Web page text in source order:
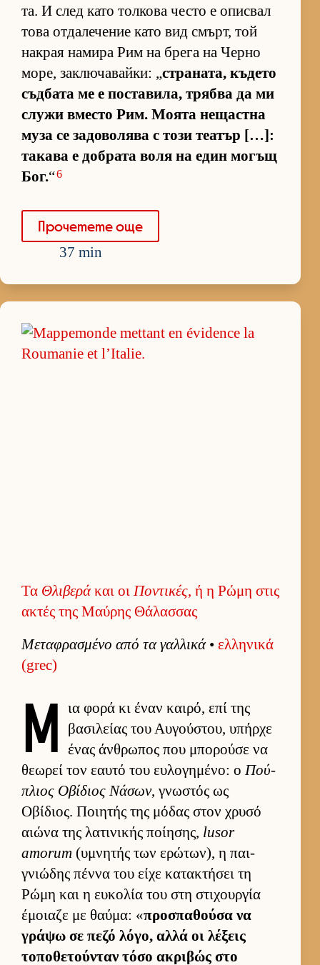
та. И след като тол­кова често е опис­вал
това от­да­ле­че­ние като вид смърт, той
нак­рая на­мира Рим на брега на Черно
мо­ре, зак­лю­ча­вай­ки: „стра­на­та, къ­дето
съд­бата ме е пос­та­ви­ла, трябва да ми
служи вместо Рим. Мо­ята не­щас­тна
муза се за­до­во­лява с този те­а­тър […]:
та­кава е доб­рата воля на един мо­гъщ
Бог.“6
Про­че­тете още
37 min
Τα Θλιβεράκαι οι Ποντικές, ή η Ρώμη στις
ακτές της Μαύρης Θάλασσας
Μεταφρασμένο από τα γαλ­λικά• ελ­ληνικά
(grec)
Μ ια φορά κι έναν και­ρό, επί της
βασιλείας του Αυ­γού­στου, υπήρχε
ένας άν­θρωπος που μπορούσε να
θεωρεί τον εαυτό του ευ­λογημένο: ο Πού­
πλιος Οβίδιος Νάσων, γνωστός ως
Οβίδιος. Ποι­ητής της μόδας στον χρυσό
αιώνα της λατινικής ποί­ησης, lusor
amorum (υμνητής των ερώτων), η παι­
γνιώδης πέννα του είχε κατακτήσει τη
Ρώμη και η ευ­κολία του στη στιχουρ­γία
έμοιαζε με θαύ­μα: «προσπαθούσα να
γράψω σε πεζό λόγο, αλλά οι λέξεις
τοποθετού­νταν τόσο ακριβώς στο